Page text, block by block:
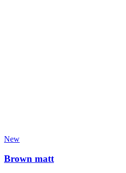
New
Brown matt